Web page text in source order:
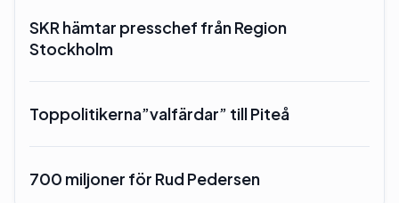
SKR hämtar presschef från Region
Stockholm
Toppolitikerna”valfärdar” till Piteå
700 miljoner för Rud Pedersen